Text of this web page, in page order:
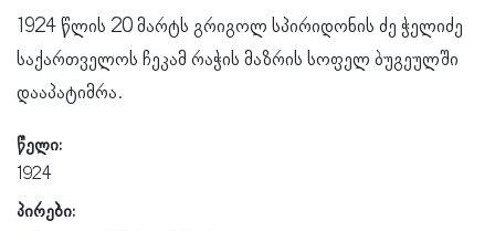
1924 წლის 20 მარტს გრიგოლ სპირიდონის ძე ჭელიძე
საქართველოს ჩეკამ რაჭის მაზრის სოფელ ბუგეულში
დააპატიმრა.
წელი:
1924
პირები: